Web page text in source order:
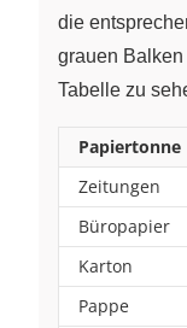
die
grauen
Tabelle zu
Papiertonne
Zeitungen
Büropapier
Karton
Pappe